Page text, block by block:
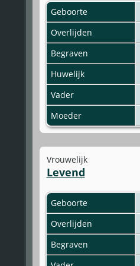
Geboorte
Overlijden
Begraven
Huwelijk
Vader
Moeder
Vrouwelijk
Levend
Geboorte
Overlijden
Begraven